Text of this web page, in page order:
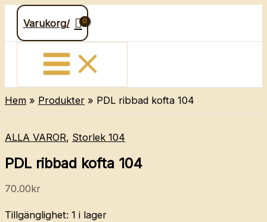
Hoppa
innehåll
Varukorg/
Hem Produkter PDL ribbad kofta 104
ALLA VAROR, Storlek 104
PDL ribbad kofta 104
70.00kr
Tillgänglighet: 1 i lager